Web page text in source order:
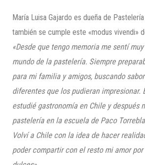
María Luisa Gajardo es dueña de
también se cumple este «modus vivendi»
«Desde que tengo memoria me sentí
mundo de la pastelería. Siempre
para mi familia y amigos, buscando
diferentes que los pudieran impresionar.
estudié gastronomía en Chile y después
pastelería en la escuela de Paco
Volví a Chile con la idea de hacer
poder compartir con el resto mi amor